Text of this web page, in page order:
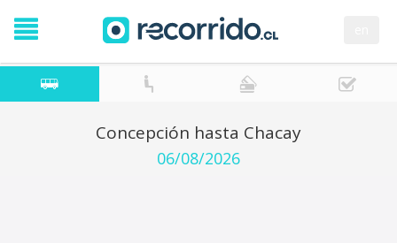
Concepción hasta Chacay
06/08/2026